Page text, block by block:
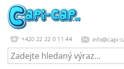
+420 22 22 0 11 44 info@capi-